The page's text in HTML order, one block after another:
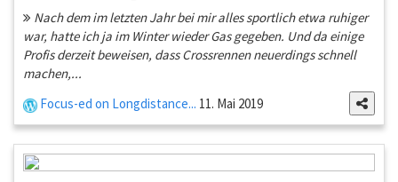
Nach dem im letzten Jahr bei mir alles sportlich etwa ruhiger
war, hatte ich ja im Winter wieder Gas gegeben. Und da einige
Profis derzeit beweisen, dass Crossrennen neuerdings schnell
machen,...
Focus-ed on Longdistance... 11. Mai 2019